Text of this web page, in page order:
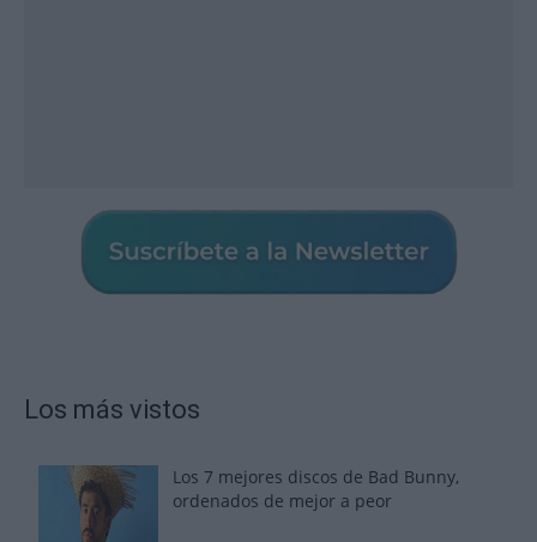
Los más vistos
Los 7 mejores discos de Bad Bunny,
ordenados de mejor a peor